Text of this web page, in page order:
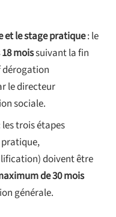
et le stage pratique: le
moissuivant la fin
dérogation
le directeur
sociale.
les trois étapes
doivent être
de 30 mois
générale.